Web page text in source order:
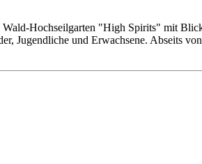
Hochseilgarten "High Spirits" mit
Jugendliche und Erwachsene. Abseits